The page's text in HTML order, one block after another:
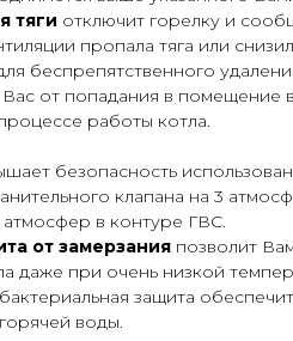
тяги отключит горелку и
пропала тяга или
беспрепятственного
Вас от попадания в помещение
работы котла.
безопасность
клапана на 3
в контуре ГВС.
от замерзания позволит
даже при очень низкой
защита
воды.